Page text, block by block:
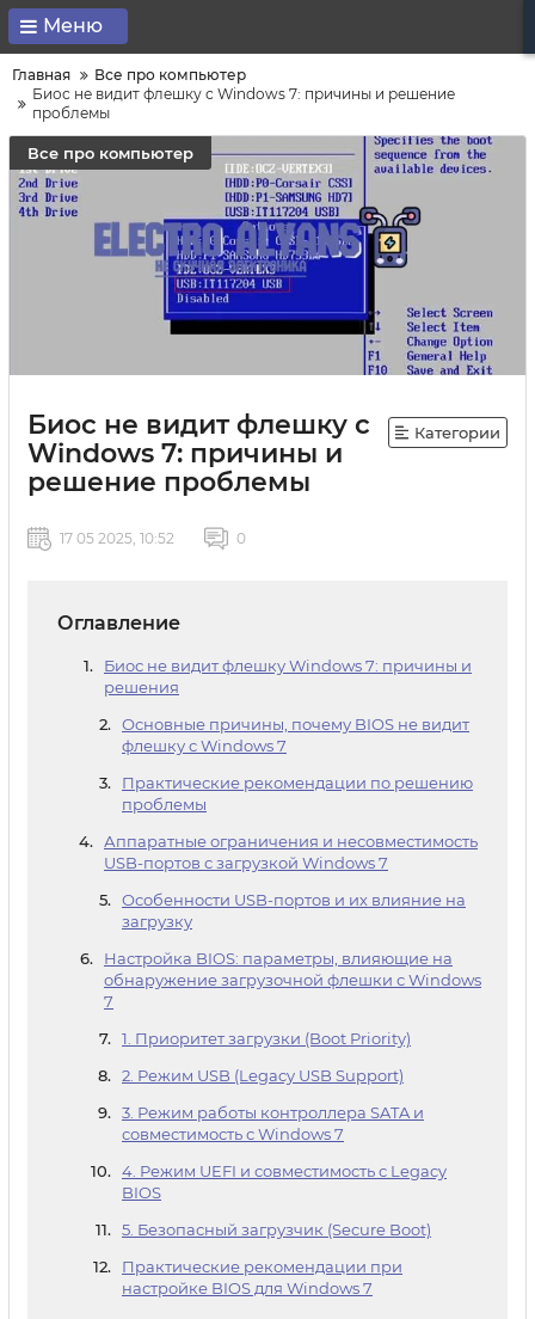
Меню
Главная
Все про компьютер
Биос не видит флешку с Windows 7: причины и решение
проблемы
Все про компьютер
Биос не видит флешку с
Windows 7: причины и
решение проблемы
Категории
17 05 2025, 10:52 0
Оглавление
Биос не видит флешку Windows 7: причины и
решения
Основные причины, почему BIOS не видит
флешку с Windows 7
Практические рекомендации по решению
проблемы
Аппаратные ограничения и несовместимость
USB-портов с загрузкой Windows 7
Особенности USB-портов и их влияние на
загрузку
Настройка BIOS: параметры, влияющие на
обнаружение загрузочной флешки с Windows
7
1. Приоритет загрузки (Boot Priority)
2. Режим USB (Legacy USB Support)
3. Режим работы контроллера SATA и
совместимость с Windows 7
4. Режим UEFI и совместимость с Legacy
BIOS
5. Безопасный загрузчик (Secure Boot)
Практические рекомендации при
настройке BIOS для Windows 7